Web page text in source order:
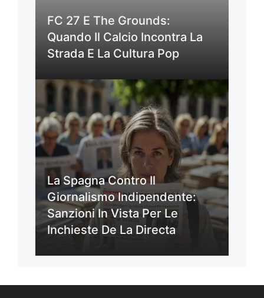
FC 27 E The Grounds:
Quando Il Calcio Incontra La
Strada E La Cultura Pop
La Spagna Contro Il
Giornalismo Indipendente:
Sanzioni In Vista Per Le
Inchieste De La Directa